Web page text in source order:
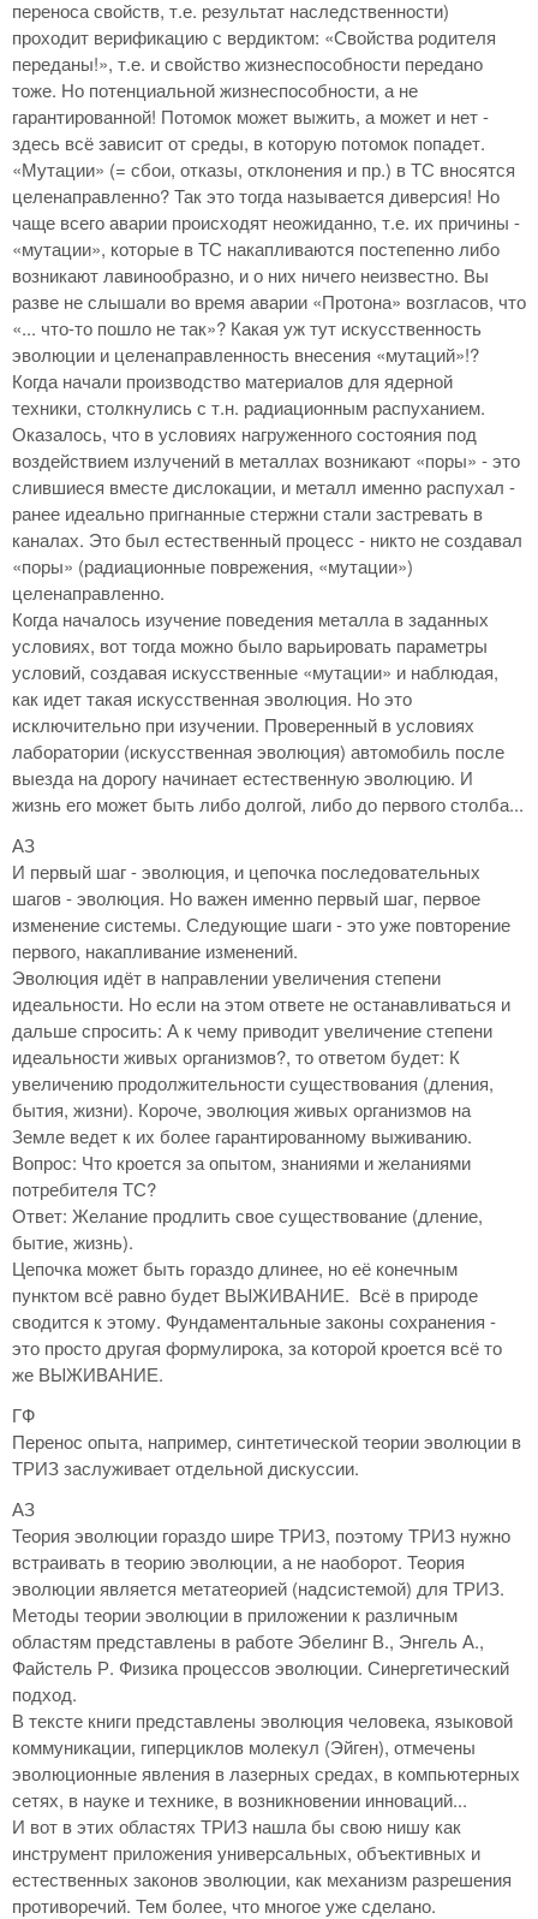
переноса свойств, т.е. результат наследственности)
проходит верификацию с вердиктом: «Свойства родителя
переданы!», т.е. и свойство жизнеспособности передано
тоже. Но потенциальной жизнеспособности, а не
гарантированной! Потомок может выжить, а может и нет -
здесь всё зависит от среды, в которую потомок попадет.
«Мутации» (= сбои, отказы, отклонения и пр.) в ТС вносятся
целенаправленно? Так это тогда называется диверсия! Но
чаще всего аварии происходят неожиданно, т.е. их причины -
«мутации», которые в ТС накапливаются постепенно либо
возникают лавинообразно, и о них ничего неизвестно. Вы
разве не слышали во время аварии «Протона» возгласов, что
«... что-то пошло не так»? Какая уж тут искусственность
эволюции и целенаправленность внесения «мутаций»!?
Когда начали производство материалов для ядерной
техники, столкнулись с т.н. радиационным распуханием.
Оказалось, что в условиях нагруженного состояния под
воздействием излучений в металлах возникают «поры» - это
слившиеся вместе дислокации, и металл именно распухал -
ранее идеально пригнанные стержни стали застревать в
каналах. Это был естественный процесс - никто не создавал
«поры» (радиационные поврежения, «мутации»)
целенаправленно.
Когда началось изучение поведения металла в заданных
условиях, вот тогда можно было варьировать параметры
условий, создавая искусственные «мутации» и наблюдая,
как идет такая искусственная эволюция. Но это
исключительно при изучении. Проверенный в условиях
лаборатории (искусственная эволюция) автомобиль после
выезда на дорогу начинает естественную эволюцию. И
жизнь его может быть либо долгой, либо до первого столба...
АЗ
И первый шаг - эволюция, и цепочка последовательных
шагов - эволюция. Но важен именно первый шаг, первое
изменение системы. Следующие шаги - это уже повторение
первого, накапливание изменений.
Эволюция идёт в направлении увеличения степени
идеальности. Но если на этом ответе не останавливаться и
дальше спросить: А к чему приводит увеличение степени
идеальности живых организмов?, то ответом будет: К
увеличению продолжительности существования (дления,
бытия, жизни). Короче, эволюция живых организмов на
Земле ведет к их более гарантированному выживанию.
Вопрос: Что кроется за опытом, знаниями и желаниями
потребителя ТС?
Ответ: Желание продлить свое существование (дление,
бытие, жизнь).
Цепочка может быть гораздо длинее, но её конечным
пунктом всё равно будет ВЫЖИВАНИЕ. Всё в природе
сводится к этому. Фундаментальные законы сохранения -
это просто другая формулирока, за которой кроется всё то
же ВЫЖИВАНИЕ.
ГФ
Перенос опыта, например, синтетической теории эволюции в
ТРИЗ заслуживает отдельной дискуссии.
АЗ
Теория эволюции гораздо шире ТРИЗ, поэтому ТРИЗ нужно
встраивать в теорию эволюции, а не наоборот. Теория
эволюции является метатеорией (надсистемой) для ТРИЗ.
Методы теории эволюции в приложении к различным
областям представлены в работе Эбелинг В., Энгель А.,
Файстель Р. Физика процессов эволюции. Синергетический
подход.
В тексте книги представлены эволюция человека, языковой
коммуникации, гиперциклов молекул (Эйген), отмечены
эволюционные явления в лазерных средах, в компьютерных
сетях, в науке и технике, в возникновении инноваций...
И вот в этих областях ТРИЗ нашла бы свою нишу как
инструмент приложения универсальных, объективных и
естественных законов эволюции, как механизм разрешения
противоречий. Тем более, что многое уже сделано.